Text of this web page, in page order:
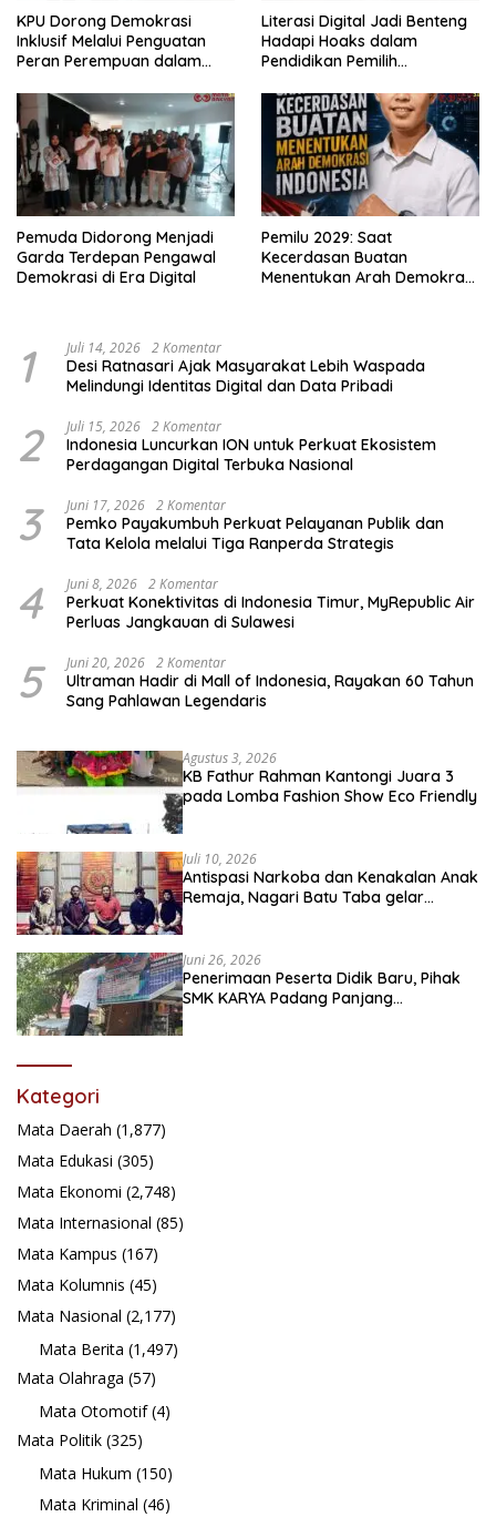
KPU Dorong Demokrasi
Inklusif Melalui Penguatan
Peran Perempuan dalam
Literasi Digital Jadi Benteng
Hadapi Hoaks dalam
Pendidikan Pemilih
Pemuda Didorong Menjadi
Garda Terdepan Pengawal
Demokrasi di Era Digital
Pemilu 2029: Saat
Kecerdasan Buatan
Menentukan Arah Demokrasi
1 Juli 14, 2026 2 Komentar
Desi Ratnasari Ajak Masyarakat Lebih Waspada
Melindungi Identitas Digital dan Data Pribadi
2 Juli 15, 2026 2 Komentar
Indonesia Luncurkan ION untuk Perkuat Ekosistem
Perdagangan Digital Terbuka Nasional
3 Juni 17, 2026 2 Komentar
Pemko Payakumbuh Perkuat Pelayanan Publik dan
Tata Kelola melalui Tiga Ranperda Strategis
4 Juni 8, 2026 2 Komentar
Perkuat Konektivitas di Indonesia Timur, MyRepublic Air
Perluas Jangkauan di Sulawesi
5 Juni 20, 2026 2 Komentar
Ultraman Hadir di Mall of Indonesia, Rayakan 60 Tahun
Sang Pahlawan Legendaris
Agustus 3, 2026
KB Fathur Rahman Kantongi Juara 3
pada Lomba Fashion Show Eco Friendly
Juli 10, 2026
Antispasi Narkoba dan Kenakalan Anak
Remaja, Nagari Batu Taba gelar
Juni 26, 2026
Penerimaan Peserta Didik Baru, Pihak
SMK KARYA Padang Panjang
Kategori
Mata Daerah (1,877)
Mata Edukasi (305)
Mata Ekonomi (2,748)
Mata Internasional (85)
Mata Kampus (167)
Mata Kolumnis (45)
Mata Nasional (2,177)
Mata Berita (1,497)
Mata Olahraga (57)
Mata Otomotif(4)
Mata Politik (325)
Mata Hukum (150)
Mata Kriminal (46)